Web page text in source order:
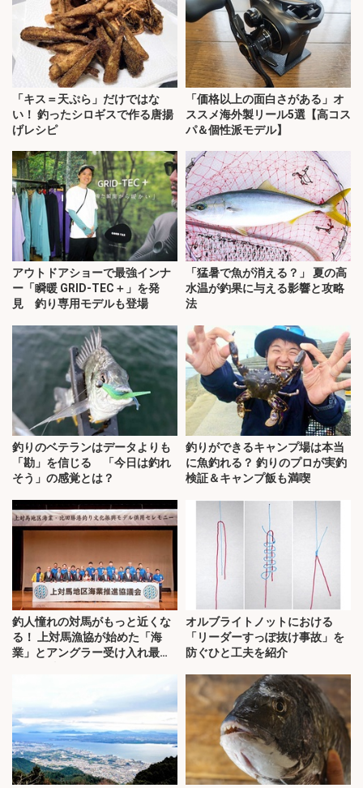
「キス＝天ぷら」だけではな
い！ 釣ったシロギスで作る唐揚
げレシピ
「価格以上の面白さがある」オ
ススメ海外製リール5選【高コス
パ＆個性派モデル】
アウトドアショーで最強インナ
ー「瞬暖 GRID-TEC＋」を発
見 釣り専用モデルも登場
「猛暑で魚が消える？」 夏の高
水温が釣果に与える影響と攻略
法
釣りのベテランはデータよりも
「勘」を信じる 「今日は釣れ
そう」の感覚とは？
釣りができるキャンプ場は本当
に魚釣れる？ 釣りのプロが実釣
検証＆キャンプ飯も満喫
釣人憧れの対馬がもっと近くな
る！ 上対馬漁協が始めた「海
業」とアングラー受け入れ最前
オルブライトノットにおける
「リーダーすっぽ抜け事故」を
防ぐひと工夫を紹介